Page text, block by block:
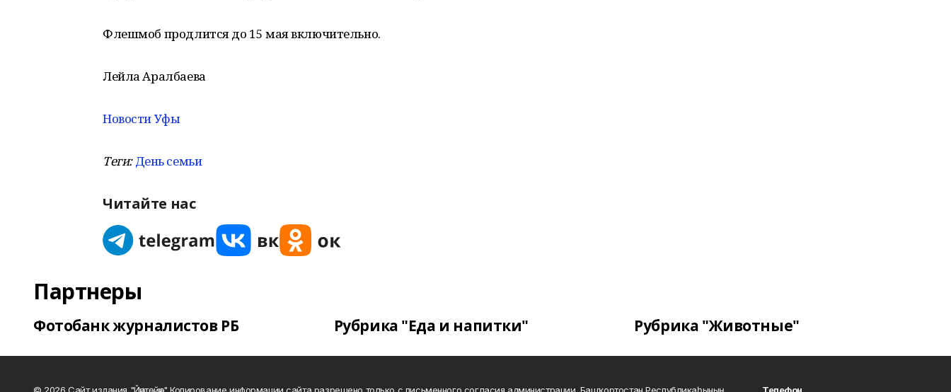
Флешмоб продлится до 15 мая включительно. ⠀
Лейла Аралбаева
Новости Уфы
Теги: День семьи
Читайте нас
Партнеры
Фотобанк журналистов РБ Рубрика "Еда и напитки" Рубрика "Животные"